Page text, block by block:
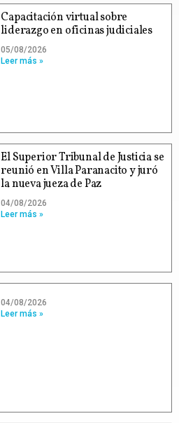
Capacitación virtual sobre
liderazgo en oficinas judiciales
05/08/2026
Leer más »
El Superior Tribunal de Justicia se
reunió en Villa Paranacito y juró
la nueva jueza de Paz
04/08/2026
Leer más »
04/08/2026
Leer más »